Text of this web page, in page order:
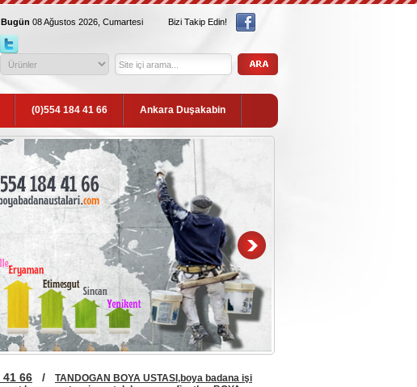
Bugün 08 Ağustos 2026, Cumartesi Bizi Takip Edin!
(0)554 184 41 66 Ankara Duşakabin
41 66 / TANDOGAN BOYA USTASI,boya badana işi